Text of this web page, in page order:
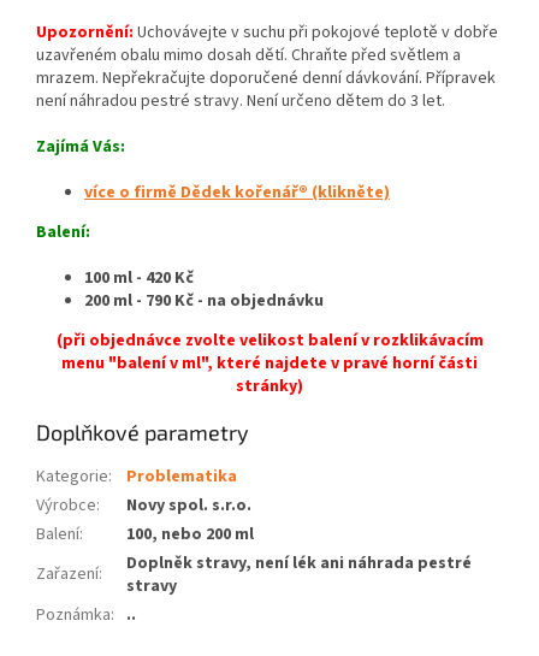
Upozornění: Uchovávejte v suchu při pokojové teplotě v dobře
uzavřeném obalu mimo dosah dětí. Chraňte před světlem a
mrazem. Nepřekračujte doporučené denní dávkování. Přípravek
není náhradou pestré stravy. Není určeno dětem do 3 let.
Zajímá Vás:
více o firmě Dědek kořenář® (klikněte)
Balení:
100 ml - 420 Kč
200 ml - 790 Kč - na objednávku
(při objednávce zvolte velikost balení v rozklikávacím
menu "balení v ml", které najdete v pravé horní části
stránky)
Doplňkové parametry
Kategorie:
Problematika
Výrobce:
Novy spol. s.r.o.
Balení:
100, nebo 200 ml
Zařazení:
Doplněk stravy, není lék ani náhrada pestré
stravy
Poznámka: ..